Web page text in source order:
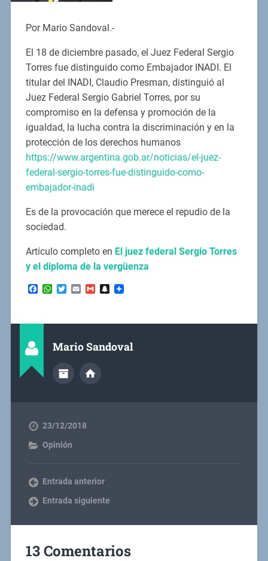
Por Mario Sandoval.-
El 18 de diciembre pasado, el Juez Federal Sergio
Torres fue distinguido como Embajador INADI. El
titular del INADI, Claudio Presman, distinguió al
Juez Federal Sergio Gabriel Torres, por su
compromiso en la defensa y promoción de la
igualdad, la lucha contra la discriminación y en la
protección de los derechos humanos
https://www.argentina.gob.ar/noticias/el-juez-
federal-sergio-torres-fue-distinguido-como-
embajador-inadi
Es de la provocación que merece el repudio de la
sociedad.
Artículo completo en El juez federal Sergio Torres
y el diploma de la vergüenza
Facebook
WhatsApp
Twitter
EmailGmailSnapchat
Mario Sandoval
23/12/2018
Opinión
Entrada anterior
Entrada siguiente
13 Comentarios